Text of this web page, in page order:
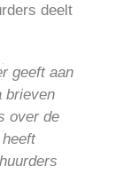
deelt
geeft aan
brieven
over de